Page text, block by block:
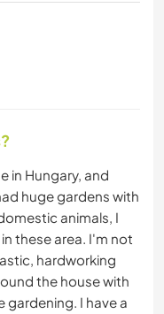
in Hungary, and
huge gardens with
animals, I
these area. I'm not
hardworking
the house with
gardening. I have a